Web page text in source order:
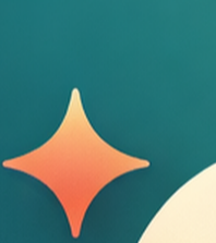
el logotipo de la marca
Image 2 entiende los